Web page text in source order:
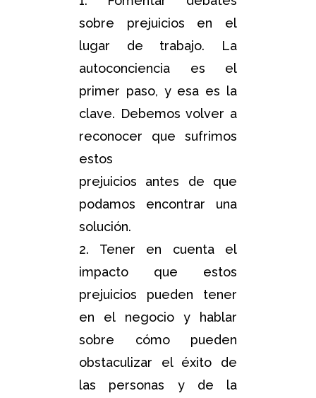
sobre prejuicios en el
lugar de trabajo. La
autoconciencia es el
primer paso, y esa es la
clave. Debemos volver a
reconocer que sufrimos
estos
prejuicios antes de que
podamos encontrar una
solución.
2. Tener en cuenta el
impacto que estos
prejuicios pueden tener
en el negocio y hablar
sobre cómo pueden
obstaculizar el éxito de
las personas y de la